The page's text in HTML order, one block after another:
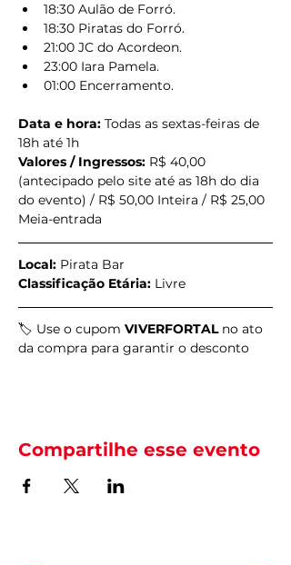
18:30 Aulão de Forró.
18:30 Piratas do Forró.
21:00 JC do Acordeon.
23:00 Iara Pamela.
01:00 Encerramento.
Data e hora: Todas as sextas-feiras de
18h até 1h
Valores / Ingressos: R$ 40,00
(antecipado pelo site até as 18h do dia
do evento) / R$ 50,00 Inteira / R$ 25,00
Meia-entrada
Local: Pirata Bar
Classificação Etária: Livre
🏷️ Use o cupom VIVERFORTAL no ato
da compra para garantir o desconto
Compartilhe esse evento